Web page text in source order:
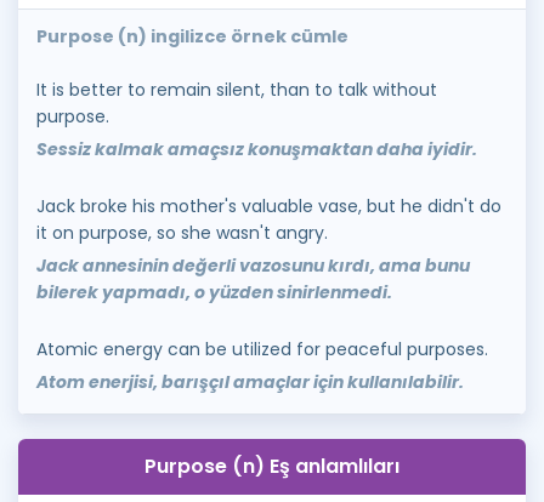
Purpose (n) ingilizce örnek cümle
It is better to remain silent, than to talk without
purpose.
Sessiz kalmak amaçsız konuşmaktan daha iyidir.
Jack broke his mother's valuable vase, but he didn't do
it on purpose, so she wasn't angry.
Jack annesinin değerli vazosunu kırdı, ama bunu
bilerek yapmadı, o yüzden sinirlenmedi.
Atomic energy can be utilized for peaceful purposes.
Atom enerjisi, barışçıl amaçlar için kullanılabilir.
Purpose (n) Eş anlamlıları